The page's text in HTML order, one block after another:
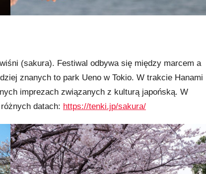
(sakura). Festiwal odbywa się między marcem a
znanych to park Ueno w Tokio. W trakcie Hanami
imprezach związanych z kulturą japońską. W
datach: https://tenki.jp/sakura/